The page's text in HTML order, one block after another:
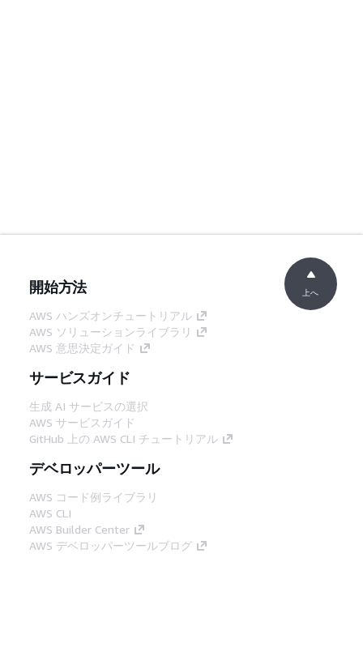
開始方法
AWS ハンズオンチュートリアル
AWS ソリューションライブラリ
AWS 意思決定ガイド
サービスガイド
生成 AI サービスの選択
AWS サービスガイド
GitHub 上の AWS CLI チュートリアル
デベロッパーツール
AWS コード例ライブラリ
AWS CLI
AWS Builder Center
AWS デベロッパーツールブログ
上へ